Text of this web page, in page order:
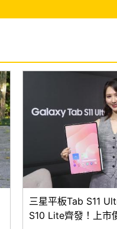
三星平板Tab S11
S10 Lite齊發！上市